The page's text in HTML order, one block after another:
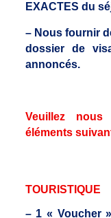
EXACTES du
– Nous fournir
dossier de
annoncés.
Veuillez
éléments
TOURISTIQUE
– 1 « Voucher